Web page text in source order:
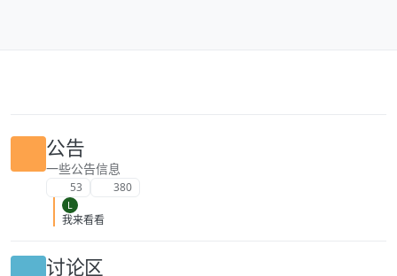
公告
一些公告信息
53 380
L
我来看看
讨论区